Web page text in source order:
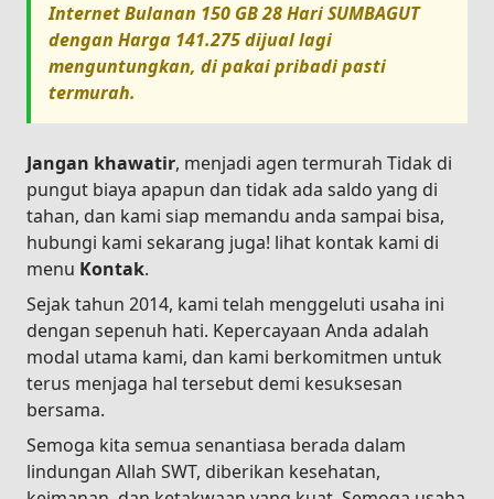
Internet Bulanan 150 GB 28 Hari SUMBAGUT
dengan Harga 141.275dijual lagi
menguntungkan, di pakai pribadi pasti
termurah.
Jangan khawatir, menjadi agen termurah Tidak di
pungut biaya apapun dan tidak ada saldo yang di
tahan, dan kami siap memandu anda sampai bisa,
hubungi kami sekarang juga! lihat kontak kami di
menu Kontak.
Sejak tahun 2014, kami telah menggeluti usaha ini
dengan sepenuh hati. Kepercayaan Anda adalah
modal utama kami, dan kami berkomitmen untuk
terus menjaga hal tersebut demi kesuksesan
bersama.
Semoga kita semua senantiasa berada dalam
lindungan Allah SWT, diberikan kesehatan,